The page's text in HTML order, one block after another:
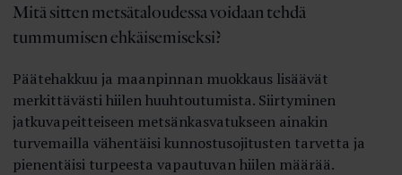
Mitä sitten metsätaloudessa voidaan tehdä
tummumisen ehkäisemiseksi?
Päätehakkuu ja maanpinnan muokkaus lisäävät
merkittävästi hiilen huuhtoutumista. Siirtyminen
jatkuvapeitteiseen metsänkasvatukseen ainakin
turvemailla vähentäisi kunnostusojitusten tarvetta ja
pienentäisi turpeesta vapautuvan hiilen määrää.